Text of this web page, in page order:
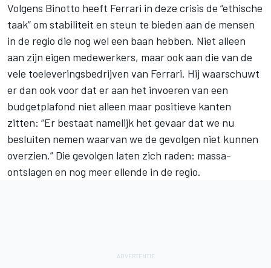
Volgens Binotto heeft Ferrari in deze crisis de “ethische
taak” om stabiliteit en steun te bieden aan de mensen
in de regio die nog wel een baan hebben. Niet alleen
aan zijn eigen medewerkers, maar ook aan die van de
vele toeleveringsbedrijven van Ferrari. Hij waarschuwt
er dan ook voor dat er aan het invoeren van een
budgetplafond niet alleen maar positieve kanten
zitten: “Er bestaat namelijk het gevaar dat we nu
besluiten nemen waarvan we de gevolgen niet kunnen
overzien.” Die gevolgen laten zich raden: massa-
ontslagen en nog meer ellende in de regio.